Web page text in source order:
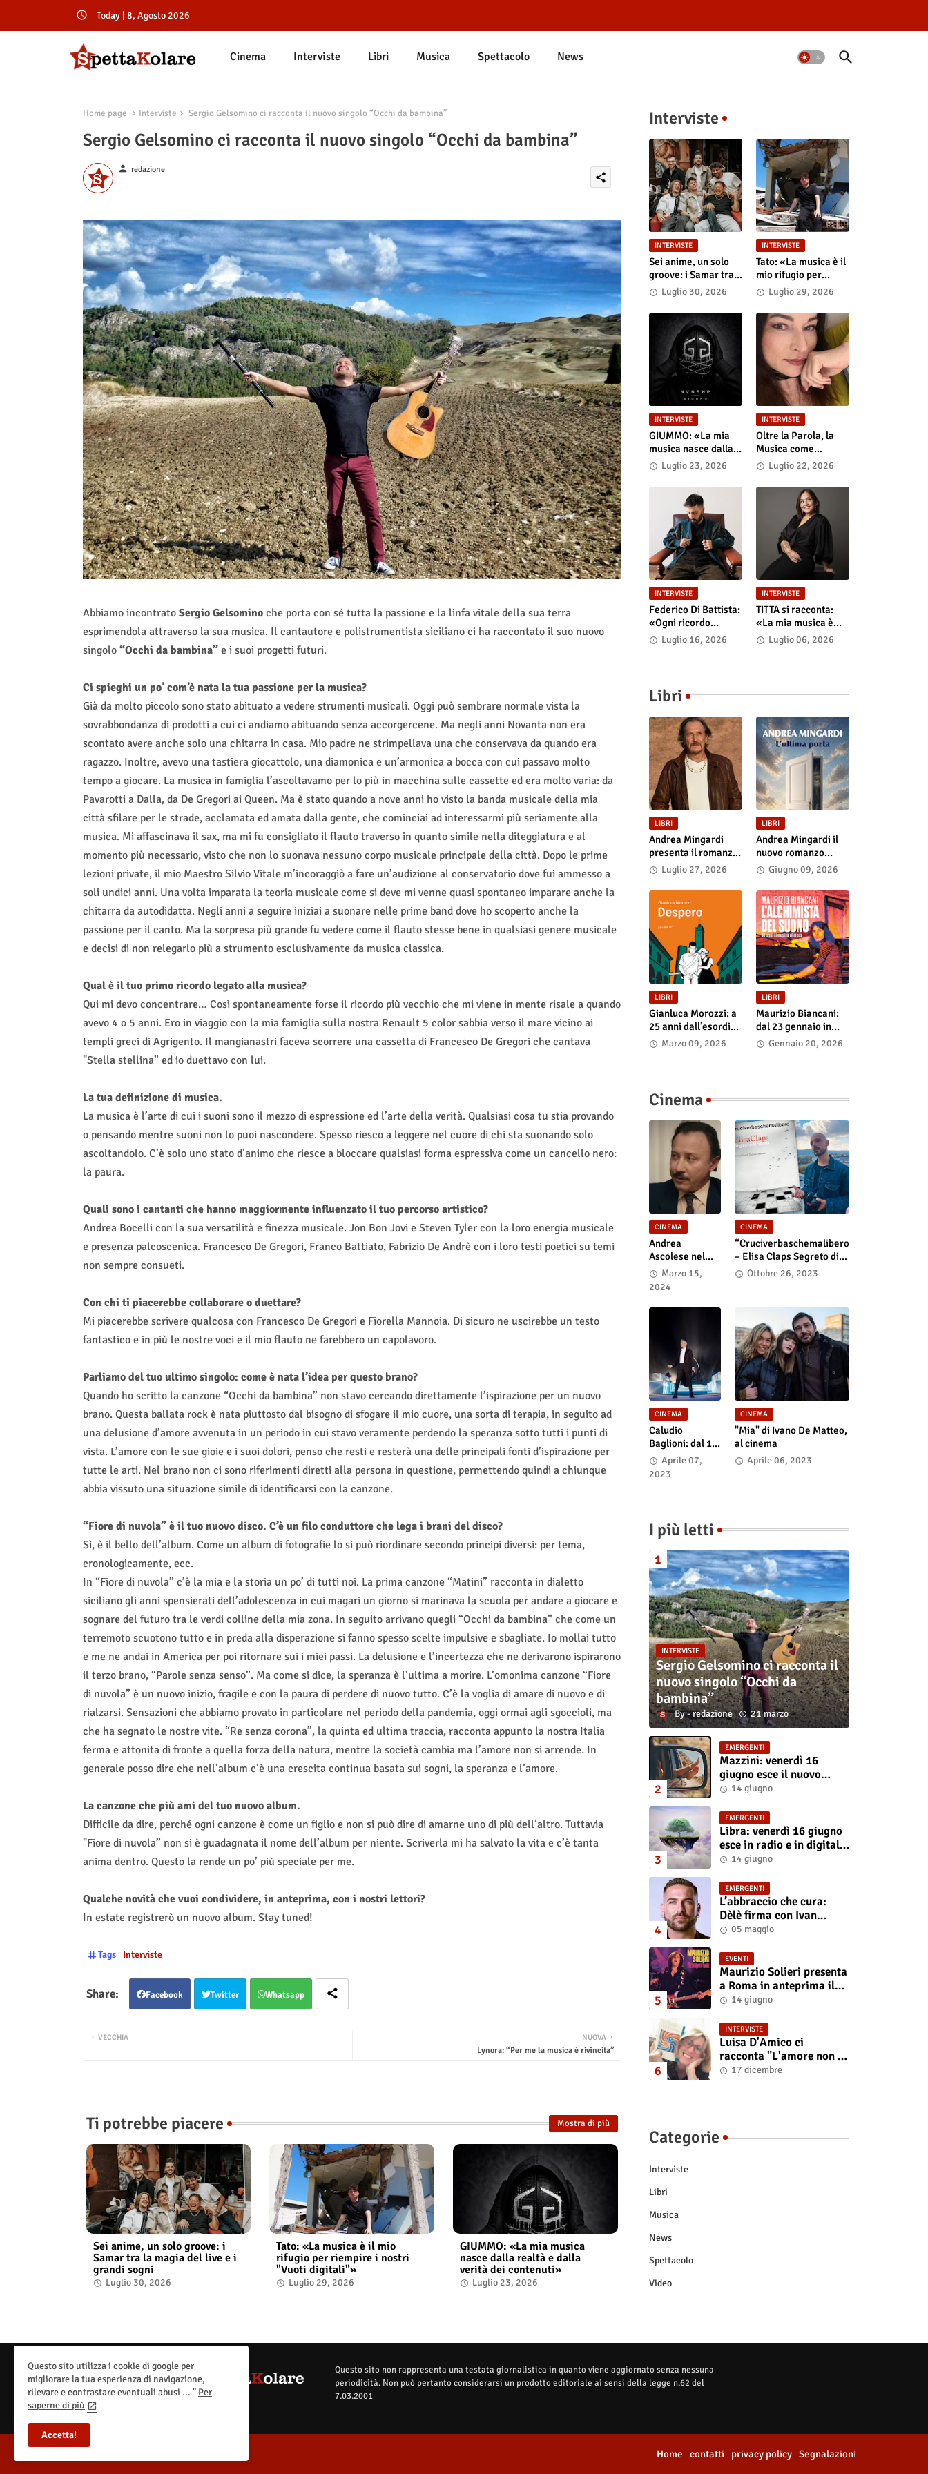
Today | 8, Agosto 2026
Cinema Interviste Libri Musica Spettacolo News
Home page Interviste Sergio Gelsomino ci racconta il nuovo singolo “Occhi da bambina”
Sergio Gelsomino ci racconta il nuovo singolo “Occhi da bambina”
person redazione
share
Abbiamo incontrato Sergio Gelsomino che porta con sé tutta la passione e la linfa vitale della sua terra
esprimendola attraverso la sua musica. Il cantautore e polistrumentista siciliano ci ha raccontato il suo nuovo
singolo“Occhi da bambina” e i suoi progetti futuri.
Ci spieghi un po’ com’è nata la tua passione per la musica?
Già da molto piccolo sono stato abituato a vedere strumenti musicali. Oggi può sembrare normale vista la
sovrabbondanza di prodotti a cui ci andiamo abituando senza accorgercene. Ma negli anni Novanta non era
scontato avere anche solo una chitarra in casa. Mio padre ne strimpellava una che conservava da quando era
ragazzo. Inoltre, avevo una tastiera giocattolo, una diamonica e un’armonica a bocca con cui passavo molto
tempo a giocare. La musica in famiglia l’ascoltavamo per lo più in macchina sulle cassette ed era molto varia: da
Pavarotti a Dalla, da De Gregori ai Queen. Ma è stato quando a nove anni ho visto la banda musicale della mia
città sfilare per le strade, acclamata ed amata dalla gente, che cominciai ad interessarmi più seriamente alla
musica. Mi affascinava il sax, ma mi fu consigliato il flauto traverso in quanto simile nella diteggiatura e al
momento più necessario, visto che non lo suonava nessuno corpo musicale principale della città. Dopo le prime
lezioni private, il mio Maestro Silvio Vitale m’incoraggiò a fare un’audizione al conservatorio dove fui ammesso a
soli undici anni. Una volta imparata la teoria musicale come si deve mi venne quasi spontaneo imparare anche la
chitarra da autodidatta. Negli anni a seguire iniziai a suonare nelle prime band dove ho scoperto anche la
passione per il canto. Ma la sorpresa più grande fu vedere come il flauto stesse bene in qualsiasi genere musicale
e decisi di non relegarlo più a strumento esclusivamente da musica classica.
Qual è il tuo primo ricordo legato alla musica?
Qui mi devo concentrare… Così spontaneamente forse il ricordo più vecchio che mi viene in mente risale a quando
avevo 4 o 5 anni. Ero in viaggio con la mia famiglia sulla nostra Renault 5 color sabbia verso il mare vicino ai
templi greci di Agrigento. Il mangianastri faceva scorrere una cassetta di Francesco De Gregori che cantava
"Stella stellina” ed io duettavo con lui.
La tua definizione di musica.
La musica è l’arte di cui i suoni sono il mezzo di espressione ed l’arte della verità. Qualsiasi cosa tu stia provando
o pensando mentre suoni non lo puoi nascondere. Spesso riesco a leggere nel cuore di chi sta suonando solo
ascoltandolo. C’è solo uno stato d’animo che riesce a bloccare qualsiasi forma espressiva come un cancello nero:
la paura.
Quali sono i cantanti che hanno maggiormente influenzato il tuo percorso artistico?
Andrea Bocelli con la sua versatilità e finezza musicale. Jon Bon Jovi e Steven Tyler con la loro energia musicale
e presenza palcoscenica. Francesco De Gregori, Franco Battiato, Fabrizio De Andrè con i loro testi poetici su temi
non sempre consueti.
Con chi ti piacerebbe collaborare o duettare?
Mi piacerebbe scrivere qualcosa con Francesco De Gregori e Fiorella Mannoia. Di sicuro ne uscirebbe un testo
fantastico e in più le nostre voci e il mio flauto ne farebbero un capolavoro.
Parliamo del tuo ultimo singolo: come è nata l’idea per questo brano?
Quando ho scritto la canzone “Occhi da bambina” non stavo cercando direttamente l’ispirazione per un nuovo
brano. Questa ballata rock è nata piuttosto dal bisogno di sfogare il mio cuore, una sorta di terapia, in seguito ad
una delusione d’amore avvenuta in un periodo in cui stavo veramente perdendo la speranza sotto tutti i punti di
vista. L’amore con le sue gioie e i suoi dolori, penso che resti e resterà una delle principali fonti d’ispirazione per
tutte le arti. Nel brano non ci sono riferimenti diretti alla persona in questione, permettendo quindi a chiunque
abbia vissuto una situazione simile di identificarsi con la canzone.
“Fiore di nuvola” è il tuo nuovo disco. C’è un filo conduttore che lega i brani del disco?
Sì, è il bello dell’album. Come un album di fotografie lo si può riordinare secondo principi diversi: per tema,
cronologicamente, ecc.
In “Fiore di nuvola” c’è la mia e la storia un po’ di tutti noi. La prima canzone “Matini” racconta in dialetto
siciliano gli anni spensierati dell’adolescenza in cui magari un giorno si marinava la scuola per andare a giocare e
sognare del futuro tra le verdi colline della mia zona. In seguito arrivano quegli “Occhi da bambina” che come un
terremoto scuotono tutto e in preda alla disperazione si fanno spesso scelte impulsive e sbagliate. Io mollai tutto
e me ne andai in America per poi ritornare sui i miei passi. La delusione e l’incertezza che ne derivarono ispirarono
il terzo brano, “Parole senza senso”. Ma come si dice, la speranza è l’ultima a morire. L’omonima canzone “Fiore
di nuvola” è un nuovo inizio, fragile e con la paura di perdere di nuovo tutto. C’è la voglia di amare di nuovo e di
rialzarsi. Sensazioni che abbiamo provato in particolare nel periodo della pandemia, oggi ormai agli sgoccioli, ma
che ha segnato le nostre vite. “Re senza corona”, la quinta ed ultima traccia, racconta appunto la nostra Italia
ferma e attonita di fronte a quella forza della natura, mentre la società cambia ma l’amore non si arrende. In
generale posso dire che nell’album c’è una crescita continua basata sui sogni, la speranza e l’amore.
La canzone che più ami del tuo nuovo album.
Difficile da dire, perché ogni canzone è come un figlio e non si può dire di amarne uno di più dell’altro. Tuttavia
"Fiore di nuvola” non si è guadagnata il nome dell’album per niente. Scriverla mi ha salvato la vita e c’è tanta
anima dentro. Questo la rende un po’ più speciale per me.
Qualche novità che vuoi condividere, in anteprima, con i nostri lettori?
In estate registrerò un nuovo album. Stay tuned!
Tags Interviste
Facebook Twitter Whatsapp
NUOVA
Lynora: “Per me la musica è rivincita”
VECCHIA
Ti potrebbe piacere Mostra di più
Sei anime, un solo groove: i
Samar tra la magia del live e i
grandi sogni
Luglio 30, 2026
Tato: «La musica è il mio
rifugio per riempire i nostri
"Vuoti digitali"»
Luglio 29, 2026
GIUMMO: «La mia musica
nasce dalla realtà e dalla
verità dei contenuti»
Luglio 23, 2026
Interviste
INTERVISTE
Sei anime, un solo
groove: i Samar tra
la magia del live e i
grandi sogni
Luglio 30, 2026
INTERVISTE
Tato: «La musica è il
mio rifugio per
riempire i nostri
"Vuoti digitali"»
Luglio 29, 2026
INTERVISTE
GIUMMO: «La mia
musica nasce dalla
realtà e dalla verità
dei contenuti»
Luglio 23, 2026
INTERVISTE
Oltre la Parola, la
Musica come
Portale: Anastasia
Anniemore 24 si
Racconta tra Poesia,
Produzione e Nuove
Luglio 22, 2026
INTERVISTE
Federico Di Battista:
«Ogni ricordo
continua a vivere nel
presente»
Luglio 16, 2026
INTERVISTE
TITTA si racconta:
«La mia musica è
uno spazio psico-
punk in cui il corpo
Luglio 06, 2026
Libri
LIBRI
Andrea Mingardi
presenta il romanzo
“L'ultima porta” il 31
luglio alla Fiera di
San Lazzaro
Luglio 27, 2026
LIBRI
Andrea Mingardi il
nuovo romanzo
“L'ultima porta”,
disponibile in
libreria e negli store
digitali
Giugno 09, 2026
LIBRI
Gianluca Morozzi: a
25 anni dall’esordio
esce l’edizione
nei principali store
digitali
Marzo 09, 2026
LIBRI
Maurizio Biancani:
dal 23 gennaio in
libreria e negli store
Gennaio 20, 2026
Cinema
CINEMA
Andrea
Ascolese nel
cast di “Race
for Glory: Audi
cinema dal 14
Marzo 15,
2024
CINEMA
“Cruciverbaschemalibero
– Elisa Claps Segreto di
Stato”. Online il docu-film
Ottobre 26, 2023
CINEMA
Caludio
Baglioni: dal 15
al 17 maggio
arriva nelle sale
Claudio"
Aprile 07,
2023
CINEMA
"Mia" di Ivano De Matteo,
al cinema
Aprile 06, 2023
I più letti
INTERVISTE
Sergio Gelsomino ci racconta il
nuovo singolo “Occhi da
bambina”
redazione 21 marzo
EMERGENTI
Mazzini: venerdì 16
giugno esce il nuovo
singolo “Se ti va”
14 giugno
EMERGENTI
Libra: venerdì 16 giugno
esce in radio e in digitale
“Isola” il singolo
14 giugno
EMERGENTI
L’abbraccio che cura:
Dèlè firma con Ivan
Tinari un brano intenso e
05 maggio
EVENTI
Maurizio Solieri presenta
a Roma in anteprima il
vinile del suo ultimo
14 giugno
INTERVISTE
Luisa D'Amico ci
racconta "L'amore non il
sangue". Intervista
17 dicembre
Categorie
Interviste
Libri
Musica
News
Spettacolo
Video
Questo sito non rappresenta una testata giornalistica in quanto viene aggiornato senza nessuna
periodicità. Non può pertanto considerarsi un prodotto editoriale ai sensi della legge n.62 del
7.03.2001
Home contatti privacy policy Segnalazioni
Questo sito utilizza i cookie di google per
migliorare la tua esperienza di navigazione,
rilevare e contrastare eventuali abusi ... " Per
saperne di più
Accetta!